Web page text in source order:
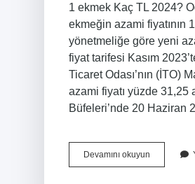
1 ekmek Kaç TL 2024?
ekmeğin azami fiyatının
yönetmeliğe göre yeni
fiyat tarifesi Kasım
Ticaret Odası’nın (İTO)
azami fiyatı yüzde 31,25
Büfeleri’nde 20 Haziran
Devamını okuyun Istanbulda
Ekmek